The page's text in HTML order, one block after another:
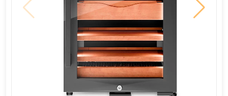
Шкаф для сухого вызревания мяса
Диспенсеры
Пароочистители
Увлажнители воздуха